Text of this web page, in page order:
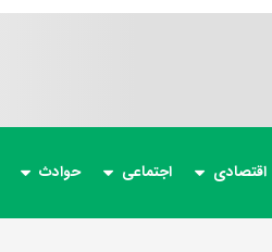
اقتصادی اجتماعی حوادث